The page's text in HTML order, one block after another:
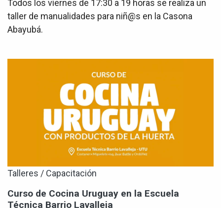
Todos los viernes de 17:30 a 19 horas se realiza un
taller de manualidades para niñ@s en la Casona
Abayubá.
Talleres / Capacitación
Curso de Cocina Uruguay en la Escuela
Técnica Barrio Lavalleja